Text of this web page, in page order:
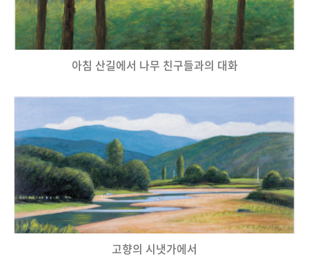
아침 산길에서 나무 친구들과의 대화
고향의 시냇가에서